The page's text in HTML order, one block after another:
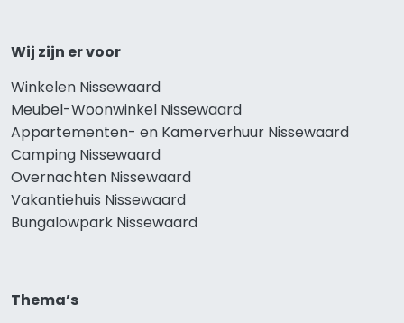
Wij zijn er voor
Winkelen Nissewaard
Meubel-Woonwinkel Nissewaard
Appartementen- en Kamerverhuur Nissewaard
Camping Nissewaard
Overnachten Nissewaard
Vakantiehuis Nissewaard
Bungalowpark Nissewaard
Thema’s